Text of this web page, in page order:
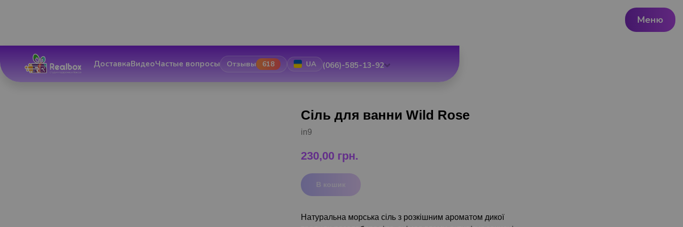
ДоставкаВидеоЧастые вопросы Отзывы 618 UA (066)-585-13-92
Меню
Сіль для ванни Wild Rose
in9
230,00 грн.
В кошик
Натуральна морська сіль з розкішним ароматом дикої